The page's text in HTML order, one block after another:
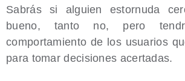
Sabrás si alguien estornuda
bueno, tanto no, pero
comportamiento de los usuarios
para tomar decisiones acertadas.